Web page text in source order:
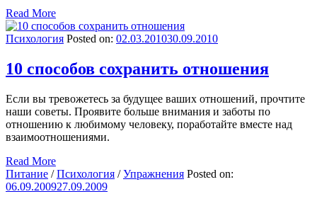
Read More
Психология Posted on: 02.03.201030.09.2010
10 способов сохранить отношения
Если вы тревожетесь за будущее ваших отношений, прочтите
наши советы. Проявите больше внимания и заботы по
отношению к любимому человеку, поработайте вместе над
взаимоотношениями.
Read More
Питание /Психология /Упражнения Posted on:
06.09.200927.09.2009